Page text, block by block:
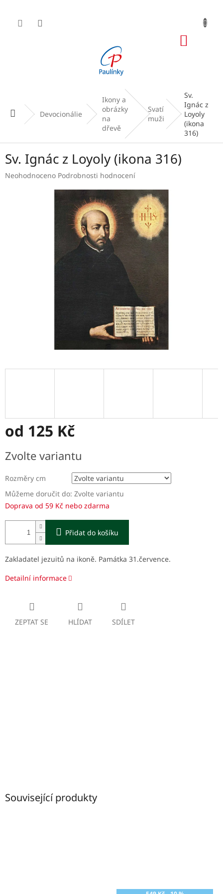
obsah
Domů Devocionálie
Ikony a
obrázky
na
dřevě
Svatí
muži
Sv.
Ignác z
Loyoly
(ikona
316)
Sv. Ignác z Loyoly (ikona 316)
Průměrné
Neohodnoceno Podrobnosti hodnocení
od 125 Kč
cena:
Zvolte variantu
Rozměry cm
Můžeme doručit do: Zvolte variantu
Doprava od 59 Kč nebo zdarma
Přidat do košíku
Zakladatel jezuitů na ikoně. Památka 31.července.
Detailní informace
ZEPTAT SE HLÍDAT SDÍLET
Související produkty